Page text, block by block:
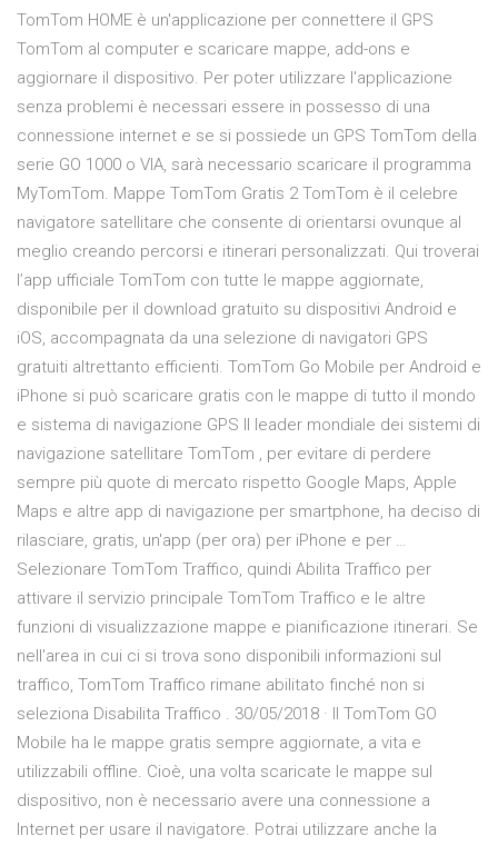
TomTom HOME è un'applicazione per connettere il GPS
TomTom al computer e scaricare mappe, add-ons e
aggiornare il dispositivo. Per poter utilizzare l'applicazione
senza problemi è necessari essere in possesso di una
connessione internet e se si possiede un GPS TomTom della
serie GO 1000 o VIA, sarà necessario scaricare il programma
MyTomTom. Mappe TomTom Gratis 2 TomTom è il celebre
navigatore satellitare che consente di orientarsi ovunque al
meglio creando percorsi e itinerari personalizzati. Qui troverai
l’app ufficiale TomTom con tutte le mappe aggiornate,
disponibile per il download gratuito su dispositivi Android e
iOS, accompagnata da una selezione di navigatori GPS
gratuiti altrettanto efficienti. TomTom Go Mobile per Android e
iPhone si può scaricare gratis con le mappe di tutto il mondo
e sistema di navigazione GPS Il leader mondiale dei sistemi di
navigazione satellitare TomTom , per evitare di perdere
sempre più quote di mercato rispetto Google Maps, Apple
Maps e altre app di navigazione per smartphone, ha deciso di
rilasciare, gratis, un'app (per ora) per iPhone e per …
Selezionare TomTom Traffico, quindi Abilita Traffico per
attivare il servizio principale TomTom Traffico e le altre
funzioni di visualizzazione mappe e pianificazione itinerari. Se
nell'area in cui ci si trova sono disponibili informazioni sul
traffico, TomTom Traffico rimane abilitato finché non si
seleziona Disabilita Traffico . 30/05/2018 · Il TomTom GO
Mobile ha le mappe gratis sempre aggiornate, a vita e
utilizzabili offline. Cioè, una volta scaricate le mappe sul
dispositivo, non è necessario avere una connessione a
Internet per usare il navigatore. Potrai utilizzare anche la